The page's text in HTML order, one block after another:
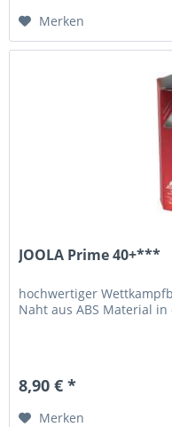
Merken
JOOLA Prime 40+***
hochwertiger
Naht aus ABS Material in
8,90 € *
Merken